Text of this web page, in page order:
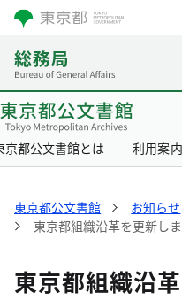
京都公文書館とは 利用案内
東京都公文書館 お知らせ
東京都組織沿革を更新しま
東京都組織沿